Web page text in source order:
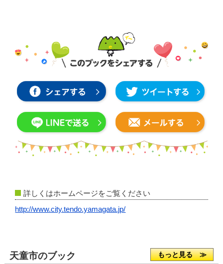
詳しくはホームページをご覧ください
http://www.city.tendo.yamagata.jp/
天童市のブック もっと見る ≫